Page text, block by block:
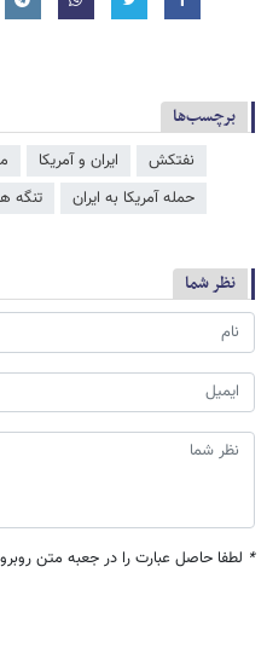
برچسب‌ها
نفتکش ایران و آمریکا
حمله آمریکا به ایران
تنگه
نظر شما
* لطفا حاصل عبارت را در جعبه متن روبرو